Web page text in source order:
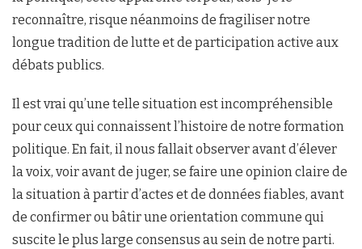
reconnaître, risque néanmoins de fragiliser notre
longue tradition de lutte et de participation active aux
débats publics.
Il est vrai qu’une telle situation est incompréhensible
pour ceux qui connaissent l’histoire de notre formation
politique. En fait, il nous fallait observer avant d’élever
la voix, voir avant de juger, se faire une opinion claire de
la situation à partir d’actes et de données fiables, avant
de confirmer ou bâtir une orientation commune qui
suscite le plus large consensus au sein de notre parti.